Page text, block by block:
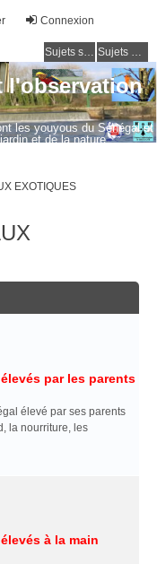
Connexion
Sujets sans réponse Sujets actifs
l'observation
les youyous du Sénégal et
et de la nature.
EXOTIQUES
élevés par les parents
élevé par ses parents
la nourriture, les
à la main